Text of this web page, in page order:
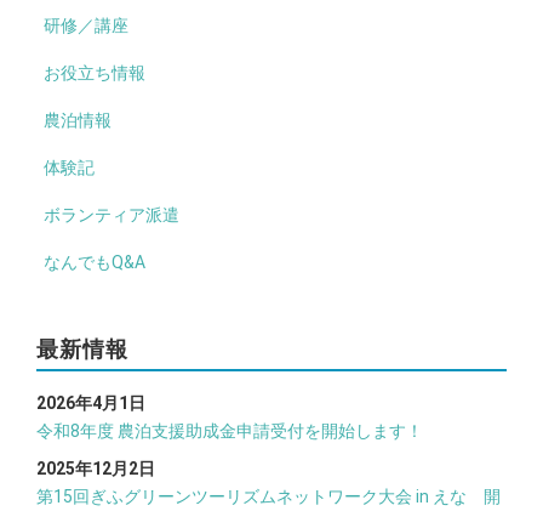
研修／講座
お役立ち情報
農泊情報
体験記
ボランティア派遣
なんでもQ&A
最新情報
2026年4月1日
令和8年度 農泊支援助成金申請受付を開始します！
2025年12月2日
第15回ぎふグリーンツーリズムネットワーク大会 in えな 開